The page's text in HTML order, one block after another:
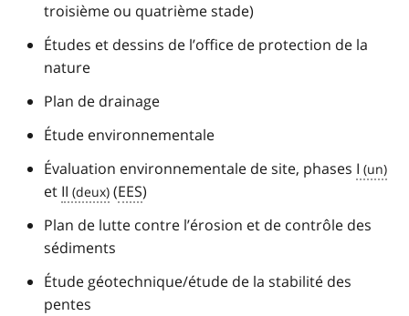
troisième ou quatrième stade)
Études et dessins de l’office de protection de la
nature
Plan de drainage
Étude environnementale
Évaluation environnementale de site, phases I
et II (EES)
Plan de lutte contre l’érosion et de contrôle des
sédiments
Étude géotechnique/étude de la stabilité des
pentes